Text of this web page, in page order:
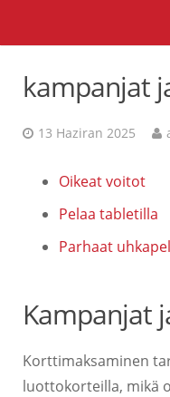
kampanjat
13 Haziran 2025
Oikeat voitot
Pelaa tabletilla
Parhaat
Kampanjat
Korttimaksaminen
luottokorteilla, mikä